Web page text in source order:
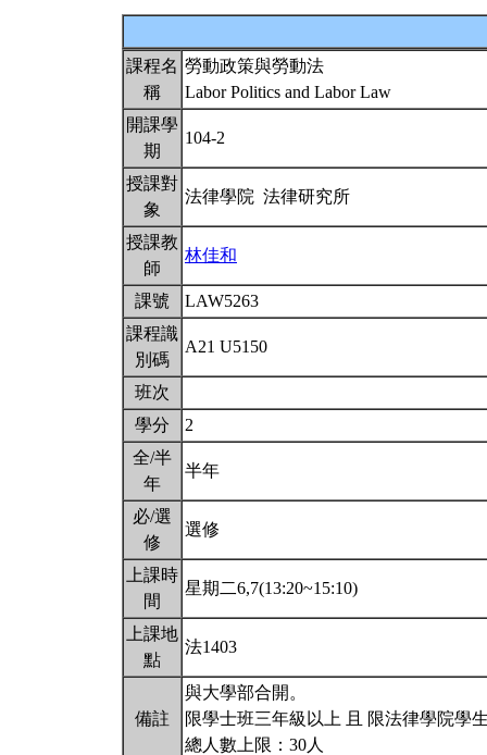
課程名
稱
勞動政策與勞動法
Labor Politics and Labor Law
開課學
期
104-2
授課對
象
法律學院 法律研究所
授課教
師
林佳和
課號
LAW5263
課程識
別碼
A21 U5150
班次
學分
2
全/半
年
半年
必/選
修
選修
上課時
間
星期二6,7(13:20~15:10)
上課地
點
法1403
備註
與大學部合開。
限學士班三年級以上 且 限法律學院學
總人數上限：30人